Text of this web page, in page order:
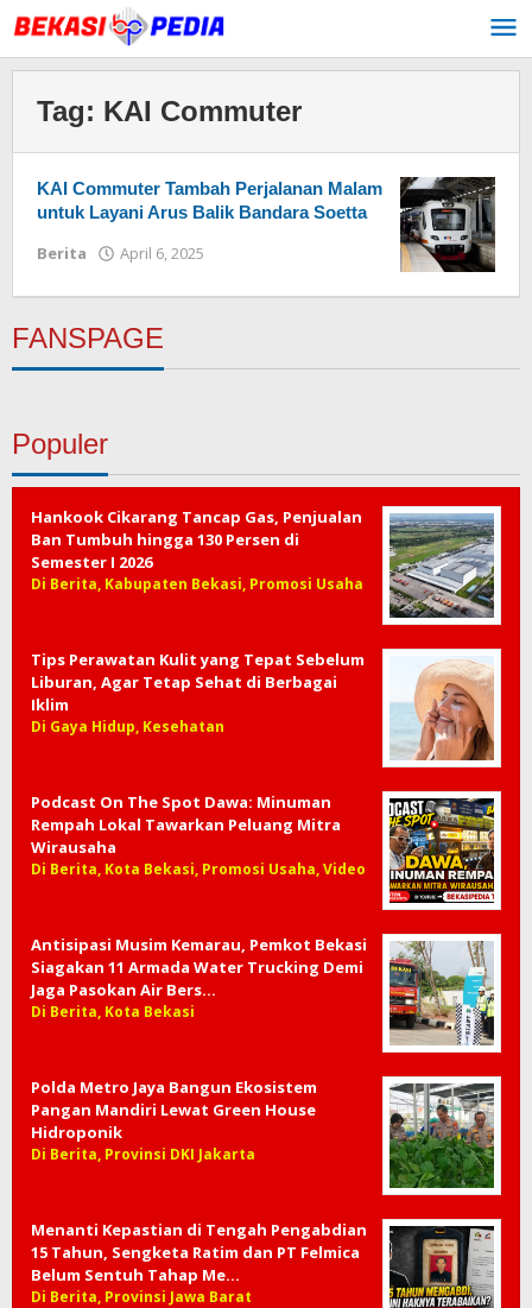
Lewati
ke
konten
Tag: KAI Commuter
KAI Commuter Tambah Perjalanan Malam
untuk Layani Arus Balik Bandara Soetta
Berita April 6, 2025
FANSPAGE
Populer
Hankook Cikarang Tancap Gas, Penjualan
Ban Tumbuh hingga 130 Persen di
Semester I 2026
Di Berita, Kabupaten Bekasi, Promosi Usaha
Tips Perawatan Kulit yang Tepat Sebelum
Liburan, Agar Tetap Sehat di Berbagai
Iklim
Di Gaya Hidup, Kesehatan
Podcast On The Spot Dawa: Minuman
Rempah Lokal Tawarkan Peluang Mitra
Wirausaha
Di Berita, Kota Bekasi, Promosi Usaha, Video
Antisipasi Musim Kemarau, Pemkot Bekasi
Siagakan 11 Armada Water Trucking Demi
Jaga Pasokan Air Bers…
Di Berita, Kota Bekasi
Polda Metro Jaya Bangun Ekosistem
Pangan Mandiri Lewat Green House
Hidroponik
Di Berita, Provinsi DKI Jakarta
Menanti Kepastian di Tengah Pengabdian
15 Tahun, Sengketa Ratim dan PT Felmica
Belum Sentuh Tahap Me…
Di Berita, Provinsi Jawa Barat